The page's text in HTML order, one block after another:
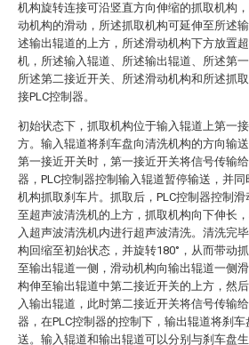
机构旋转连接可沿竖直方向伸缩的抓取机构
动机构的滑动，所述抓取机构可延伸至所述
述输出辊道的上方，所述滑动机构下方放置
机，所述输入辊道、所述输出辊道、所述第一
所述第二接近开关、所述滑动机构和所述抓
接PLC控制器。
初始状态下，抓取机构位于输入辊道上第一
方。输入辊道将刹车盘向清洗机构的方向输
第一接近开关时，第一接近开关将信号传输给
器，PLC控制器控制输入辊道暂停输送，并同
机构抓取刹车片。抓取后，PLC控制器控制滑
至超声波清洗机的上方，抓取机构向下伸长
入超声波清洗机内进行超声波清洗。清洗完
构回缩至初始状态，并旋转180°，从而带动
至输出辊道一侧，滑动机构向输出辊道一侧
构伸至输出辊道中第二接近开关的上方，然
入输出辊道，此时第二接近开关将信号传输给
器，在PLC控制器的控制下，输出辊道将刹车
送。输入辊道和输出辊道可以分别与刹车盘